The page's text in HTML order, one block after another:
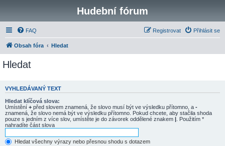
Hudební fórum
FAQ Přihlásit se
Registrovat
Obsah fóra Hledat
Hledat
VYHLEDÁVANÝ TEXT
Hledat klíčová slova:
Umístění + před slovem znamená, že slovo musí být ve výsledku přítomno, a -
znamená, že slovo nemá být ve výsledku přítomno. Pokud chcete, aby stačila shoda
pouze s jedním z více slov, umístěte je do závorek oddělené znakem | . Použitím *
nahradíte část slova
Hledat všechny výrazy nebo přesnou shodu s dotazem